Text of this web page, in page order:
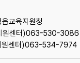
교육지원청
원센터)063-530-3086
원센터)063-534-7974